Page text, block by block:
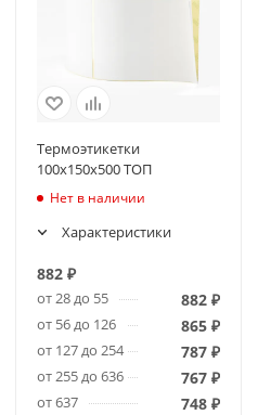
Термоэтикетки
100х150х500 ТОП
Нет в наличии
Характеристики
882 ₽
от 28 до 55 882₽
от 56 до 126 865₽
от 127 до 254 787₽
от 255 до 636 767₽
от 637 748₽